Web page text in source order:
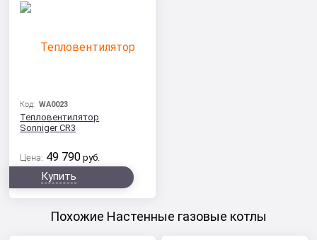
Код:WA0023
Тепловентилятор
Sonniger CR3
Цена: 49 790 руб.
Купить
Похожие Настенные газовые котлы